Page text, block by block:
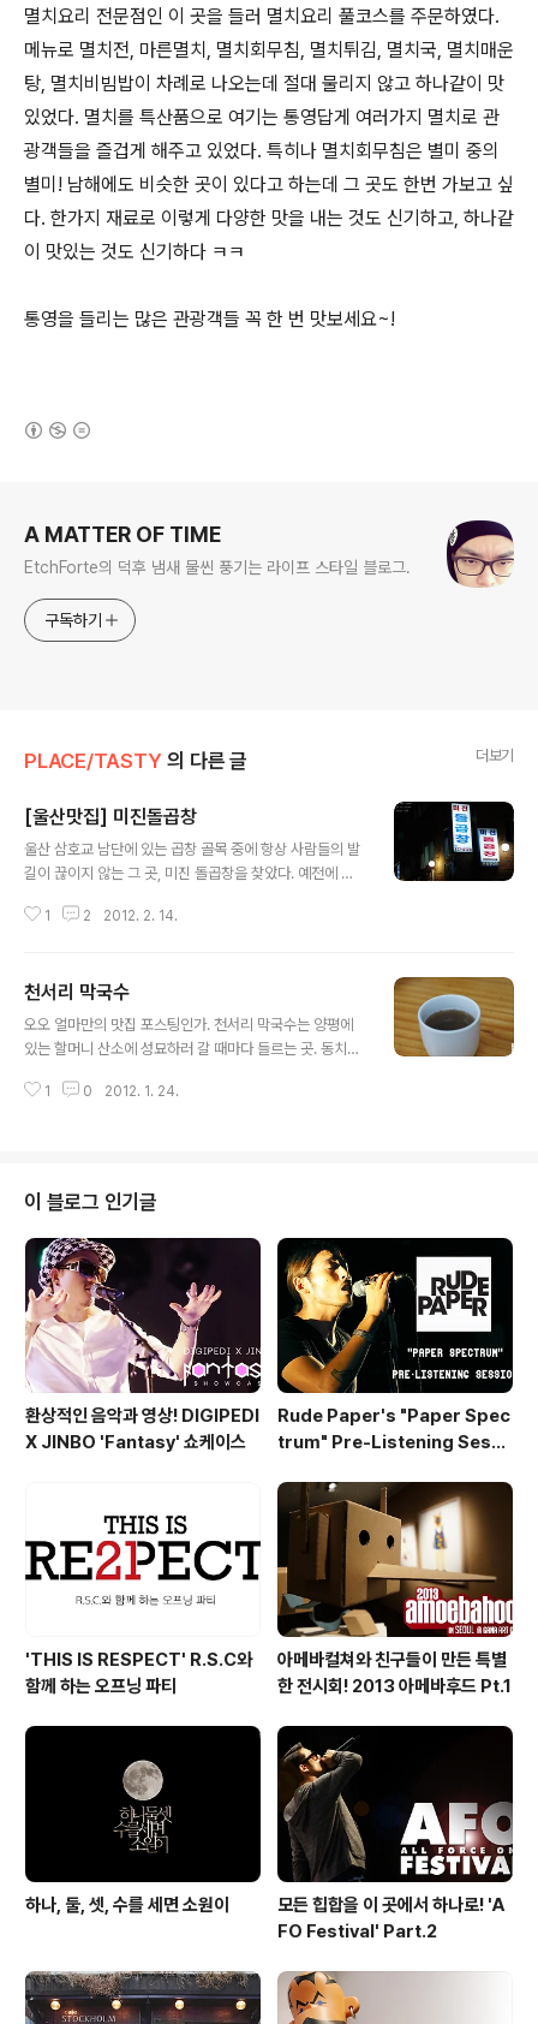
멸치요리 전문점인 이 곳을 들러 멸치요리 풀코스를 주문하였다.
메뉴로 멸치전, 마른멸치, 멸치회무침, 멸치튀김, 멸치국, 멸치매운
탕, 멸치비빔밥이 차례로 나오는데 절대 물리지 않고 하나같이 맛
있었다. 멸치를 특산품으로 여기는 통영답게 여러가지 멸치로 관
광객들을 즐겁게 해주고 있었다. 특히나 멸치회무침은 별미 중의
별미! 남해에도 비슷한 곳이 있다고 하는데 그 곳도 한번 가보고 싶
다. 한가지 재료로 이렇게 다양한 맛을 내는 것도 신기하고, 하나같
이 맛있는 것도 신기하다 ㅋㅋ
통영을 들리는 많은 관광객들 꼭 한 번 맛보세요~!
A MATTER OF TIME
EtchForte의 덕후 냄새 물씬 풍기는 라이프 스타일 블로그.
구독하기
PLACE/TASTY 의 다른 글 더보기
[울산맛집] 미진돌곱창
울산 삼호교 남단에 있는 곱창 골목 중에 항상 사람들의 발
길이 끊이지 않는 그 곳, 미진 돌곱창을 찾았다. 예전에 도
이라는 말이 있는데 미진 돌곱창은 그 수많은 음식점 중에
익혀주기 때문이다. 자글자글한 돌판 위에 곱창을 올려놓
고 기름을 중간중간에 빼주셔서 잘 익으면 씹는 맛이 완전
고소해ㅋㅋㅋㅋㅋㅋㅋㅋㅋㅋㅋ 곱창구이 좋아하는 사람들
곱창전골을 먹어보자! 김치와 쑥갓, 각종 버섯을 넣고 끓인
1 2 2012. 2. 14.
천서리 막국수
오오 얼마만의 맛집 포스팅인가. 천서리 막국수는 양평에
있는 할머니 산소에 성묘하러 갈 때마다 들르는 곳. 동치미
마전 MB가 왔다가서 유명해지기도 했다. 여주 가시는 분
으니까 빼놓지 말것!! 유사품에 주의하세용 원조는 이집입
니다! 031-883-9799
1 0 2012. 1. 24.
이 블로그 인기글
환상적인 음악과 영상! DIGIPEDI
X JINBO 'Fantasy' 쇼케이스
Rude Paper's "Paper Spec
trum" Pre-Listening Sessi
'THIS IS RESPECT' R.S.C와
함께 하는 오프닝 파티
아메바컬쳐와 친구들이 만든 특별
한 전시회! 2013 아메바후드 Pt.1
하나, 둘, 셋, 수를 세면 소원이
모든 힙합을 이 곳에서 하나로! 'A
FO Festival' Part.2